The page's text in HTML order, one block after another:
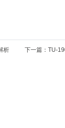
析 下一篇： TU-